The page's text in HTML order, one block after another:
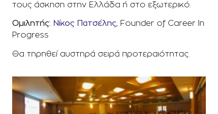
τους άσκηση στην Ελλάδα ή στο εξωτερικό.
Ομιλητής: Νίκος Πατσέλης, Founder of Career In
Progress
Θα τηρηθεί αυστηρά σειρά προτεραιότητας.